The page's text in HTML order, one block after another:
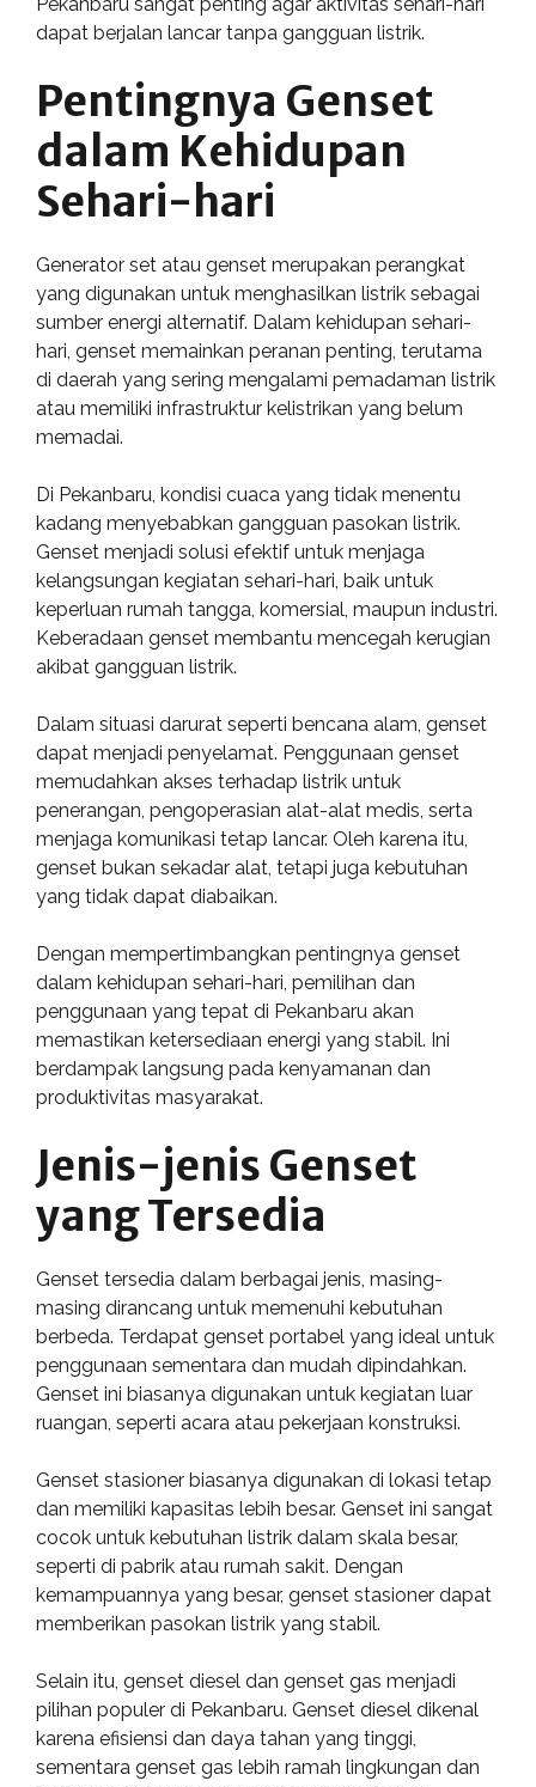
dapat berjalan lancar tanpa gangguan listrik.
Pentingnya Genset
dalam Kehidupan
Sehari-hari
Generator set atau genset merupakan perangkat
yang digunakan untuk menghasilkan listrik sebagai
sumber energi alternatif. Dalam kehidupan sehari-
hari, genset memainkan peranan penting, terutama
di daerah yang sering mengalami pemadaman listrik
atau memiliki infrastruktur kelistrikan yang belum
memadai.
Di Pekanbaru, kondisi cuaca yang tidak menentu
kadang menyebabkan gangguan pasokan listrik.
Genset menjadi solusi efektif untuk menjaga
kelangsungan kegiatan sehari-hari, baik untuk
keperluan rumah tangga, komersial, maupun industri.
Keberadaan genset membantu mencegah kerugian
akibat gangguan listrik.
Dalam situasi darurat seperti bencana alam, genset
dapat menjadi penyelamat. Penggunaan genset
memudahkan akses terhadap listrik untuk
penerangan, pengoperasian alat-alat medis, serta
menjaga komunikasi tetap lancar. Oleh karena itu,
genset bukan sekadar alat, tetapi juga kebutuhan
yang tidak dapat diabaikan.
Dengan mempertimbangkan pentingnya genset
dalam kehidupan sehari-hari, pemilihan dan
penggunaan yang tepat di Pekanbaru akan
memastikan ketersediaan energi yang stabil. Ini
berdampak langsung pada kenyamanan dan
produktivitas masyarakat.
Jenis-jenis Genset
yang Tersedia
Genset tersedia dalam berbagai jenis, masing-
masing dirancang untuk memenuhi kebutuhan
berbeda. Terdapat genset portabel yang ideal untuk
penggunaan sementara dan mudah dipindahkan.
Genset ini biasanya digunakan untuk kegiatan luar
ruangan, seperti acara atau pekerjaan konstruksi.
Genset stasioner biasanya digunakan di lokasi tetap
dan memiliki kapasitas lebih besar. Genset ini sangat
cocok untuk kebutuhan listrik dalam skala besar,
seperti di pabrik atau rumah sakit. Dengan
kemampuannya yang besar, genset stasioner dapat
memberikan pasokan listrik yang stabil.
Selain itu, genset diesel dan genset gas menjadi
pilihan populer di Pekanbaru. Genset diesel dikenal
karena efisiensi dan daya tahan yang tinggi,
sementara genset gas lebih ramah lingkungan dan